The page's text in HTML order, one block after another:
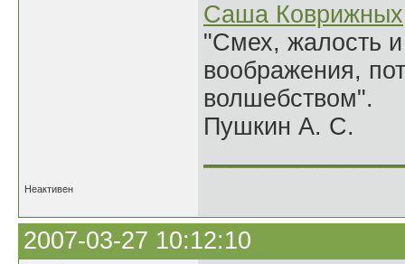
Саша Коврижных
"Смех, жалость
воображения,
волшебством".
Пушкин А. С.
Неактивен
2007-03-27 10:12:10